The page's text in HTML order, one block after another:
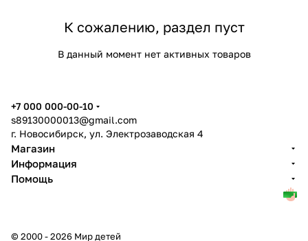
К сожалению, раздел пуст
В данный момент нет активных товаров
+7 000 000-00-10
s89130000013@gmail.com
г. Новосибирск, ул. Электрозаводская 4
Магазин
Информация
Помощь
© 2000 - 2026 Мир детей